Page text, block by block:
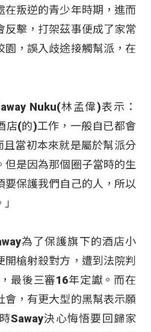
在叛逆的青少年時期，進而
反擊，打架茲事便成了家常
園，誤入歧途接觸幫派，在
Nuku(林孟偉)表示：
店(的)工作，一般自已都會
當初本來就是屬於幫派分
但是因為那個圈子當時的生
要保護我們自己的人，所以
為了保護旗下的酒店小
槍射殺對方，遭到法院判
最後三審16年定讞。而在
會，有更大型的黑幫表示願
Saway決心悔悟要回歸家